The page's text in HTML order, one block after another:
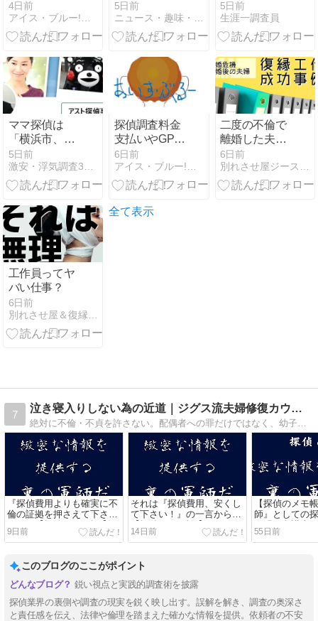
の月曜日朝に
問い合わせ電
話率高いけ
4日前
ンステークス
GⅢ 単勝馬券
5日前
パーク當麻で
小休憩の探偵
5日前
生涯一調査員
ママ探偵は
「横浜市、い
じめ重大事態
82件も発生」
検証します
ト探偵事務所
5日前
探偵調査料金
支払いやGPS
発信機購入の
際、ことら送
金での振込に
6日前
二度の不倫で
離婚した夫婦
が復縁へ｜亡
き義父との約
束を理解した
6日前
工作員ってヤ
バい仕事？
6日前
全て表示
7
泣き寝入りしない為の近道｜ジグス流夫婦修復カウンセラー
『探偵費用よりも確実に不
倫の証拠を押さえて下さ
い！』【探偵のメモ帳 】
9日前
それは『探偵費用、安くし
て下さい！』の一言から
【探偵のメモ帳 】
14日前
【探偵のメモ
師』としての
っ張る弁護士
55日前
このブログのここがポイント
鋭い視点と実践的調査術を披露
探偵業界の裏側や調査の現実を鋭く映し出す。誤解を解き、調査の奥深さ
と責任感を伝え、法律や倫理を踏まえた確かな情報を提供。依頼者の不安